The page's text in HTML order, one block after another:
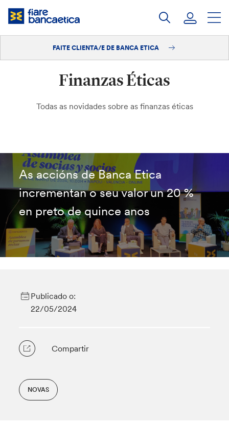
Saltar
FAITE CLIENTA/E DE BANCA ETICA
Finanzas Éticas
Todas as novidades sobre as finanzas éticas
As accións de Banca Etica
incrementan o seu valor un 20 %
en preto de quince anos
Publicado o:
22/05/2024
Compartir
NOVAS